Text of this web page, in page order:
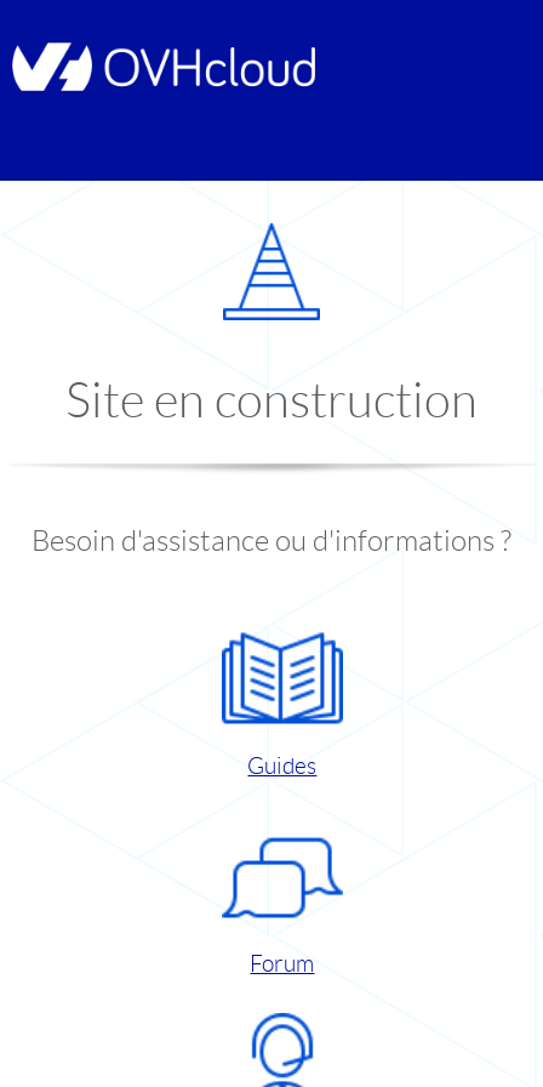
Site en construction
Besoin d'assistance ou d'informations ?
Guides
Forum